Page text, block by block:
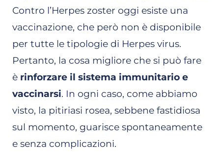
Contro l’Herpes zoster oggi esiste una
vaccinazione, che però non è disponibile
per tutte le tipologie di Herpes virus.
Pertanto, la cosa migliore che si può fare
è rinforzare il sistema immunitario e
vaccinarsi. In ogni caso, come abbiamo
visto, la pitiriasi rosea, sebbene fastidiosa
sul momento, guarisce spontaneamente
e senza complicazioni.